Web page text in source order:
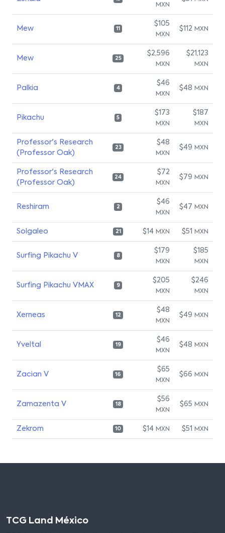
MXN
Mew 11
$105
MXN
$112 MXN
Mew 25
$2,596
MXN
$21,123
MXN
Palkia 4
$46
MXN
$48 MXN
Pikachu 5
$173
MXN
$187
MXN
Professor's Research
(Professor Oak)
23
$48
MXN
$49 MXN
Professor's Research
(Professor Oak)
24
$72
MXN
$79 MXN
Reshiram 2
$46
MXN
$47 MXN
Solgaleo 21 $14 MXN $51 MXN
Surfing Pikachu V 8
$179
MXN
$185
MXN
Surfing Pikachu VMAX 9
$205
MXN
$246
MXN
Xerneas 12
$48
MXN
$49 MXN
Yveltal 19
$46
MXN
$48 MXN
Zacian V 16
$65
MXN
$66 MXN
Zamazenta V 18
$56
MXN
$65 MXN
Zekrom 10 $14 MXN $51 MXN
TCG Land México